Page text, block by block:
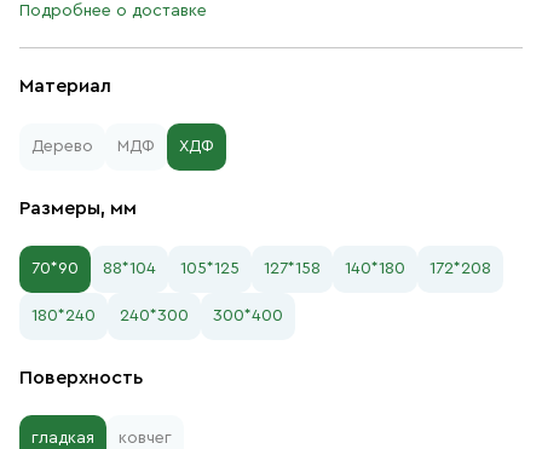
Материал
Дерево МДФ ХДФ
Размеры, мм
70*90 88*104 105*125 127*158 140*180 172*208
180*240 240*300 300*400
Поверхность
гладкая ковчег
Подробнее о доставке